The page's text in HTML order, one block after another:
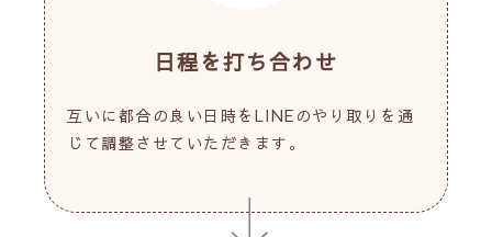
日程を打ち合わせ
互いに都合の良い日時をLINEのやり取りを通
じて調整させていただきます。